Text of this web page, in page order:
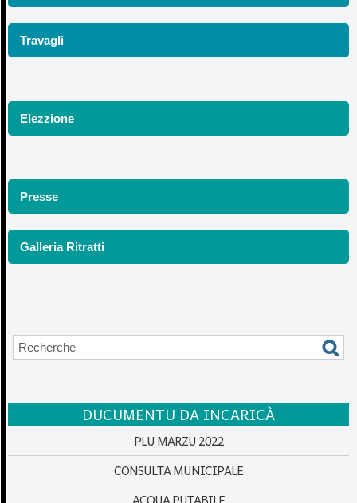
Travagli
Elezzione
Presse
Galleria Ritratti
DUCUMENTU DA INCARICÀ
PLU MARZU 2022
CONSULTA MUNICIPALE